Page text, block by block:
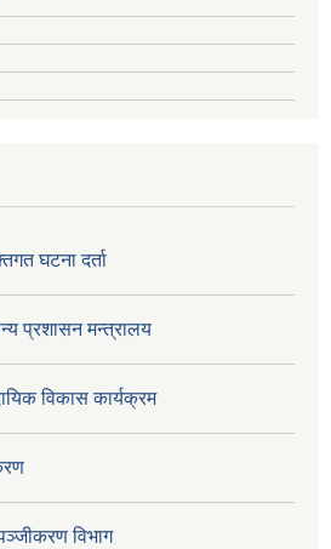
घटना दर्ता
प्रशासन मन्त्रालय
विकास कार्यक्रम
विभाग